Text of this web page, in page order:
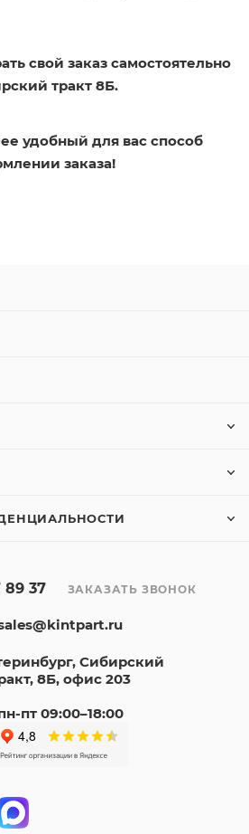
свой заказ самостоятельно
тракт 8Б.
удобный для вас способ
заказа!
37 ЗАКАЗАТЬ ЗВОНОК
Сибирский
8Б, офис 203
пт 09:00–18:00